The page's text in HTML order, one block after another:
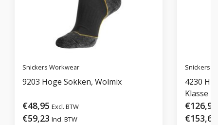
Snickers Workwear
9203 Hoge Sokken, Wolmix
€48,95 Excl. BTW
€59,23 Incl. BTW
Snickers
4230
Klasse 1
€126,95
€153,61